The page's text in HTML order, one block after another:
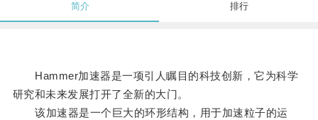
简介 排行
Hammer加速器是一项引人瞩目的科技创新，它为科学
研究和未来发展打开了全新的大门。
该加速器是一个巨大的环形结构，用于加速粒子的运